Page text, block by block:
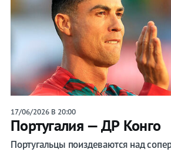
17/06/2026 В 20:00
Португалия — ДР Конго
Португальцы поиздеваются над